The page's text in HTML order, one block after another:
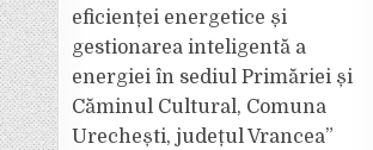
eficienței energetice și
gestionarea inteligentă a
energiei în sediul Primăriei și
Căminul Cultural, Comuna
Urechești, județul Vrancea”